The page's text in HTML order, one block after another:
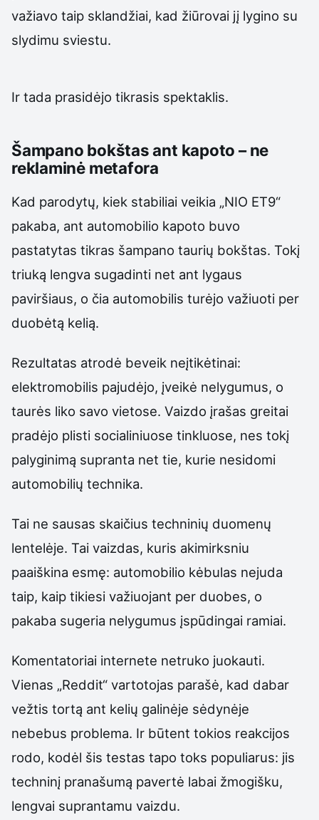
važiavo taip sklandžiai, kad žiūrovai jį lygino su
slydimu sviestu.
Ir tada prasidėjo tikrasis spektaklis.
Šampano bokštas ant kapoto – ne
reklaminė metafora
Kad parodytų, kiek stabiliai veikia „NIO ET9“
pakaba, ant automobilio kapoto buvo
pastatytas tikras šampano taurių bokštas. Tokį
triuką lengva sugadinti net ant lygaus
paviršiaus, o čia automobilis turėjo važiuoti per
duobėtą kelią.
Rezultatas atrodė beveik neįtikėtinai:
elektromobilis pajudėjo, įveikė nelygumus, o
taurės liko savo vietose. Vaizdo įrašas greitai
pradėjo plisti socialiniuose tinkluose, nes tokį
palyginimą supranta net tie, kurie nesidomi
automobilių technika.
Tai ne sausas skaičius techninių duomenų
lentelėje. Tai vaizdas, kuris akimirksniu
paaiškina esmę: automobilio kėbulas nejuda
taip, kaip tikiesi važiuojant per duobes, o
pakaba sugeria nelygumus įspūdingai ramiai.
Komentatoriai internete netruko juokauti.
Vienas „Reddit“ vartotojas parašė, kad dabar
vežtis tortą ant kelių galinėje sėdynėje
nebebus problema. Ir būtent tokios reakcijos
rodo, kodėl šis testas tapo toks populiarus: jis
techninį pranašumą pavertė labai žmogišku,
lengvai suprantamu vaizdu.